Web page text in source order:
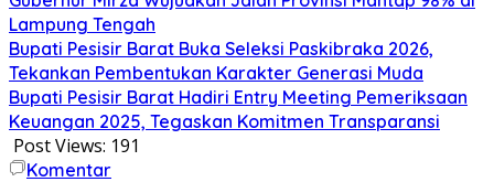
Lampung Tengah
Bupati Pesisir Barat Buka Seleksi Paskibraka 2026,
Tekankan Pembentukan Karakter Generasi Muda
Bupati Pesisir Barat Hadiri Entry Meeting Pemeriksaan
Keuangan 2025, Tegaskan Komitmen Transparansi
Post Views: 191
Komentar